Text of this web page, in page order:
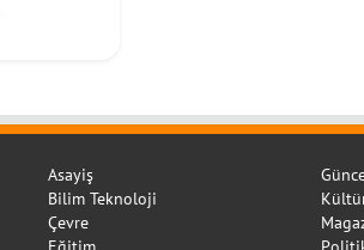
Asayiş
Bilim Teknoloji
Çevre